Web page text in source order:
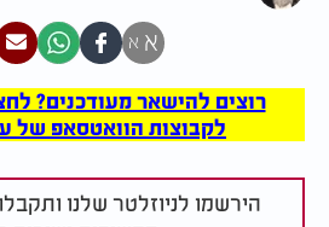
א א
רוצים להישאר מעודכנים?
לקבוצות הוואטסאפ של ערוץ
הירשמו לניוזלטר שלנו